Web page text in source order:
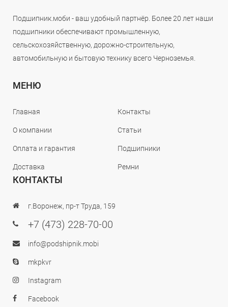
Подшипник.моби - ваш удобный партнёр. Более 20 лет наши
подшипники обеспечивают промышленную,
сельскохозяйственную, дорожно-строительную,
автомобильную и бытовую технику всего Черноземья.
МЕНЮ
Главная
О компании
Оплата и гарантия
Доставка
Контакты
Статьи
Подшипники
Ремни
КОНТАКТЫ
г.Воронеж, пр-т Труда, 159
+7 (473) 228-70-00
info@podshipnik.mobi
mkpkvr
Instagram
Facebook